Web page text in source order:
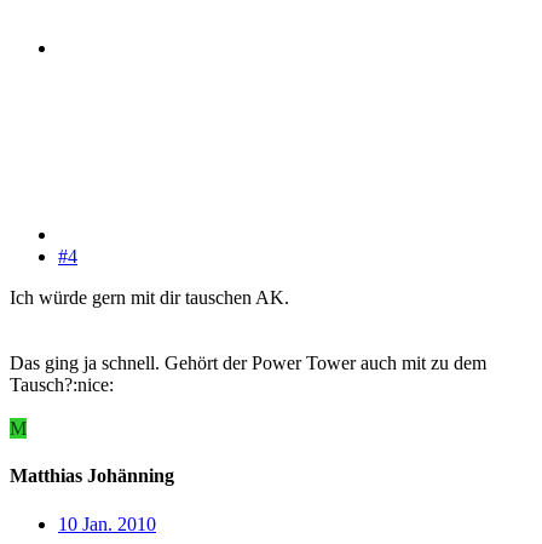
#4
Ich würde gern mit dir tauschen AK.
Das ging ja schnell. Gehört der Power Tower auch mit zu dem
Tausch?:nice:
M
Matthias Johänning
10 Jan. 2010